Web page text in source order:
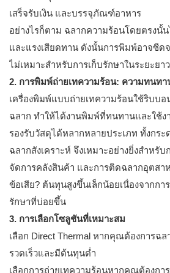
เสร็จรับเงิน และบรรจุภัณฑ์อาหาร
อย่างไรก็ตาม ฉลากความร้อนโดยตรงนั้
และแรงเสียดทาน ดังนั้นการพิมพ์อาจซีด
ไม่เหมาะสำหรับการเก็บรักษาในระยะยา
2. การพิมพ์ถ่ายเทความร้อน: ความทนท
เครื่องพิมพ์แบบถ่ายเทความร้อนใช้ริบบ
ฉลาก ทำให้ได้งานพิมพ์ที่ทนทานและใช้ง
รองรับวัสดุได้หลากหลายประเภท ทั้งกระ
ฉลากสังเคราะห์ จึงเหมาะอย่างยิ่งสำหรั
จัดการคลังสินค้า และการติดฉลากอุตสา
ข้อเสีย? ต้นทุนสูงขึ้นเล็กน้อยเนื่องจากกา
รักษาที่บ่อยขึ้น
3. การเลือกโซลูชันที่เหมาะสม
เลือก Direct Thermal หากคุณต้องการฉ
รวดเร็วและมีต้นทุนต่ำ
เลือกการถ่ายเทความร้อนหากคุณต้องก